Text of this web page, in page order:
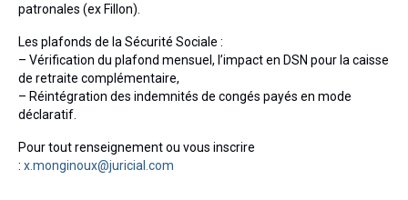
patronales (ex Fillon).
Les plafonds de la Sécurité Sociale :
– Vérification du plafond mensuel, l’impact en DSN pour la caisse
de retraite complémentaire,
– Réintégration des indemnités de congés payés en mode
déclaratif.
Pour tout renseignement ou vous inscrire
: x.monginoux@juricial.com